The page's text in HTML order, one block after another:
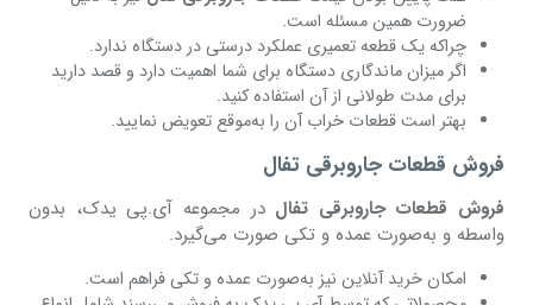
ضرورت همین مسئله است.
چراکه یک قطعه تعمیری عملکرد درستی در دستگاه ندارد.
اگر میزان ماندگاری دستگاه برای شما اهمیت دارد و قصد دارید
برای مدت طولانی از آن استفاده کنید.
بهتر است قطعات خراب آن را به‌موقع تعویض نمایید.
فروش قطعات جاروبرقی تفال
فروش قطعات جاروبرقی تفال در مجموعه آی.پی یدک، بدون
واسطه و به‌صورت عمده و تکی صورت می‌گیرد.
امکان خرید آنلاین نیز به‌صورت عمده و تکی فراهم است.